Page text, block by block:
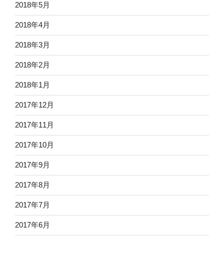
2018年5月
2018年4月
2018年3月
2018年2月
2018年1月
2017年12月
2017年11月
2017年10月
2017年9月
2017年8月
2017年7月
2017年6月